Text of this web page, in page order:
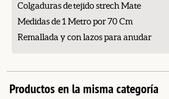
Colgaduras de tejido strech Mate
Medidas de 1 Metro por 70 Cm
Remallada y con lazos para anudar
Productos en la misma categoría